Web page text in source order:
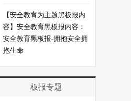
【安全教育为主题黑板报内
容】安全教育黑板报内容：
安全教育黑板报-拥抱安全拥
抱生命
板报专题